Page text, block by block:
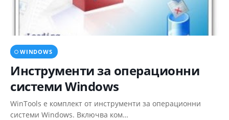
WINDOWS
Инструменти за операционни
системи Windows
WinTools е комплект от инструменти за операционни
системи Windows. Включва ком…